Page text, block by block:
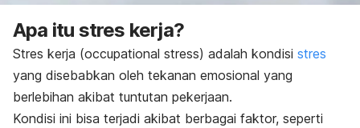
Apa itu stres kerja?
Stres kerja (occupational stress) adalah kondisi stres
yang disebabkan oleh tekanan emosional yang
berlebihan akibat tuntutan pekerjaan.
Kondisi ini bisa terjadi akibat berbagai faktor, seperti